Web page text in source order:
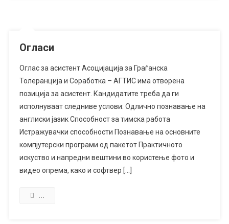
Огласи
Оглас за асистент Асоцијација за Граѓанска
Толеранција и Соработка – АГТИС има отворена
позиција за асистент. Кандидатите треба да ги
исполнуваат следниве услови: Одлично познавање на
англиски јазик Способност за тимска работа
Истражувачки способности Познавање на основните
компјутерски програми од пакетот Практичното
искуство и напредни вештини во користење фото и
видео опрема, како и софтвер […]
...